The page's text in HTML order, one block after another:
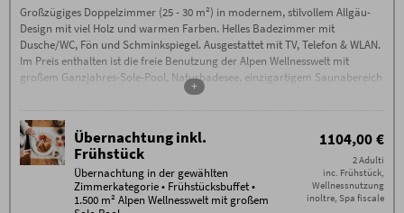
Großzügiges Doppelzimmer (25 - 30 m²) in modernem, stilvollem Allgäu-
Design mit viel Holz und warmen Farben. Helles Badezimmer mit
Dusche/WC, Fön und Schminkspiegel. Ausgestattet mit TV, Telefon & WLAN.
Im Preis enthalten ist die freie Benutzung der Alpen Wellnesswelt mit
großem Ganzjahres-Sole-Pool, Naturbadesee, einzigartigem Saunabereich
mit Sauna-Alpe, Steinbad, Backstüble, Flachsbad und vielem mehr.
+
Übernachtung inkl.
Frühstück
Übernachtung in der gewählten
Zimmerkategorie • Frühstücksbuffet •
1.500 m² Alpen Wellnesswelt mit großem
1104,00 €
2 Adulti
inc. Frühstück,
Wellnessnutzung
inoltre, Spa fiscale